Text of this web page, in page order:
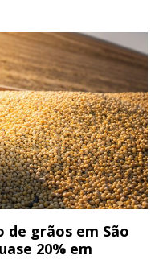
de grãos em São
20% em